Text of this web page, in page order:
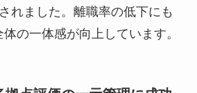
れました。離職率の低下にも
の一体感が向上しています。